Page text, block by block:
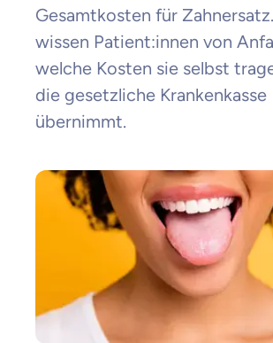
Gesamtkosten für
wissen Patient:innen von
welche Kosten sie selbst
die gesetzliche Krankenkasse
übernimmt.